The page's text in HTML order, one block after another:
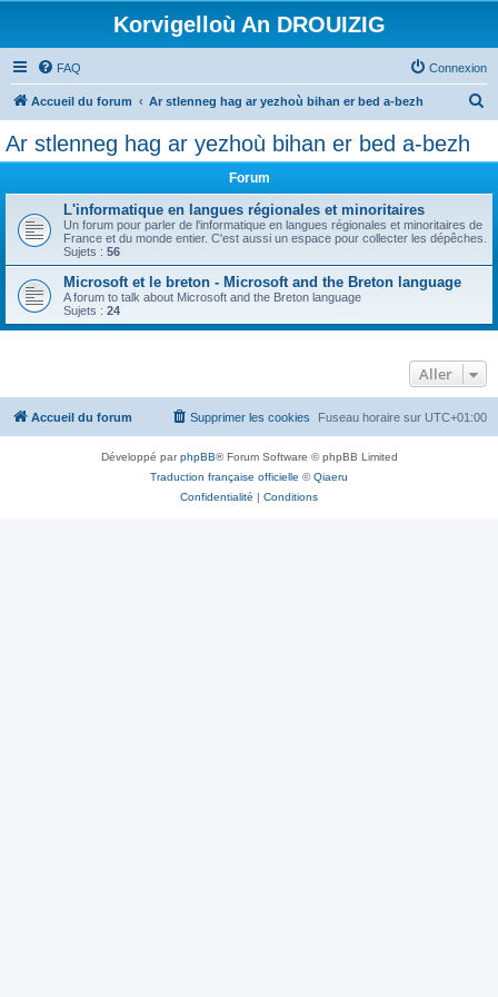
Korvigelloù An DROUIZIG
FAQ Connexion
Accueil du forum Ar stlenneg hag ar yezhoù bihan er bed a-bezh
Ar stlenneg hag ar yezhoù bihan er bed a-bezh
Forum
L'informatique en langues régionales et minoritaires
Un forum pour parler de l'informatique en langues régionales et minoritaires de
France et du monde entier. C'est aussi un espace pour collecter les dépêches.
Sujets : 56
Microsoft et le breton - Microsoft and the Breton language
A forum to talk about Microsoft and the Breton language
Sujets : 24
Aller
Accueil du forum Fuseau horaire sur UTC+01:00
Supprimer les cookies
Développé parphpBB® Forum Software © phpBB Limited
Traduction française officielle ©Qiaeru
Confidentialité | Conditions